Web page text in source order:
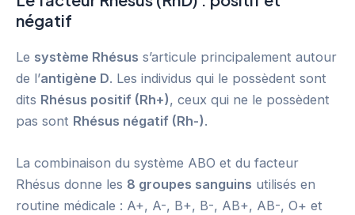
négatif
Le système Rhésus s’articule principalement autour
de l’antigène D. Les individus qui le possèdent sont
dits Rhésus positif (Rh+), ceux qui ne le possèdent
pas sont Rhésus négatif (Rh-).
La combinaison du système ABO et du facteur
Rhésus donne les 8 groupes sanguins utilisés en
routine médicale : A+, A-, B+, B-, AB+, AB-, O+ et